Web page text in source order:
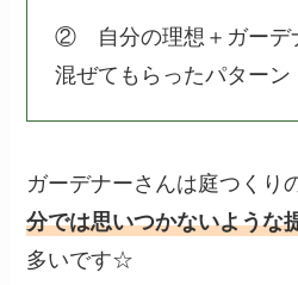
② 自分の理想＋ガーデ
混ぜてもらったパターン
ガーデナーさんは庭つくり
分では思いつかないような
多いです☆